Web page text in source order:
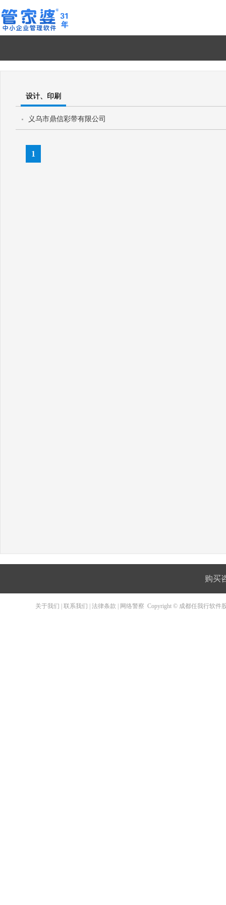
设计、印刷
义乌市鼎信彩带有限公司
1
购买
关于我们 联系我们 法律条款 网络警察 Copyright © 成都任我行软件